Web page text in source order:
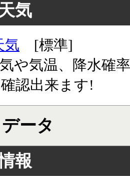
気
気 [標準]
や気温、降水確
認出来ます!
ータ
報